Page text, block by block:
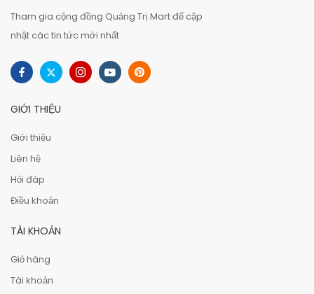
Tham gia cộng đồng Quảng Trị Mart để cập
nhật các tin tức mới nhất
GIỚI THIỆU
Giới thiệu
Liên hệ
Hỏi đáp
Điều khoản
TÀI KHOẢN
Giỏ hàng
Tài khoản